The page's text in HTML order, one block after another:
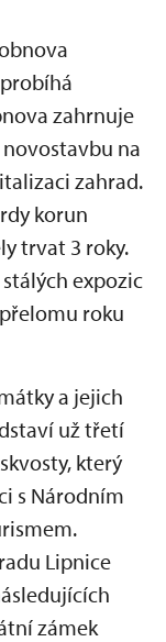
zahrnuje
na
zahrad.
korun
trvat 3 roky.
expozic
roku
a jejich
už třetí
který
s Národním
Lipnice
zámek